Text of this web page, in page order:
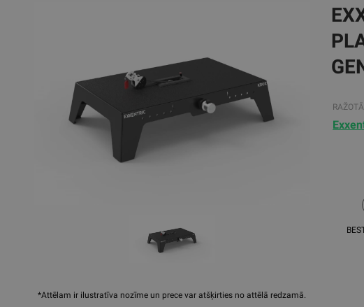
*Attēlam ir ilustratīva nozīme un prece var atšķirties no attēlā redzamā.